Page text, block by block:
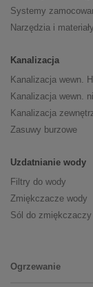
Systemy
Narzędzia i
Kanalizacja
Kanalizacja wewn.
Kanalizacja wewn.
Kanalizacja
Zasuwy burzowe
Uzdatnianie wody
Filtry do wody
Zmiękczacze wody
Sól do zmiękczaczy
Ogrzewanie